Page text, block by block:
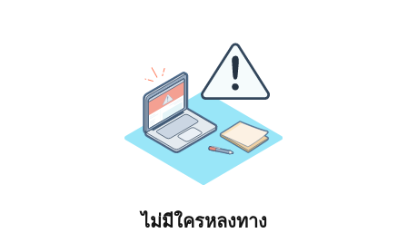
ไม่มีใครหลงทาง